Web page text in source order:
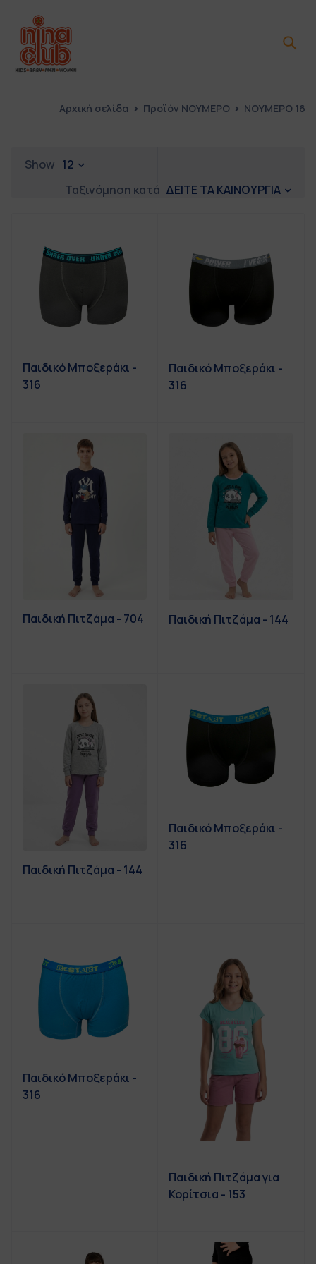
Αρχική σελίδα Προϊόν ΝΟΥΜΕΡΟ ΝΟΥΜΕΡΟ 16
Ταξινόμηση κατά ΔΕΙΤΕ ΤΑ ΚΑΙΝΟΥΡΓΙΑ
Show 12
Παιδικό Μποξεράκι -
316
Παιδικό Μποξεράκι -
316
Παιδική Πιτζάμα - 704 Παιδική Πιτζάμα - 144
Παιδική Πιτζάμα - 144
Παιδικό Μποξεράκι -
316
Παιδικό Μποξεράκι -
316
Παιδική Πιτζάμα για
Κορίτσια - 153